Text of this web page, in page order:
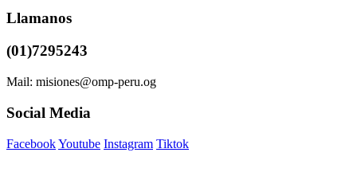
Llamanos
(01)7295243
Mail: misiones@omp-peru.og
Social Media
FacebookYoutube Instagram Tiktok